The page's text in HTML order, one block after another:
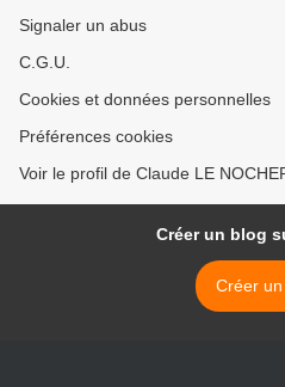
Signaler un abus
C.G.U.
Cookies et données personnelles
Préférences cookies
Voir le profil de Claude LE
Créer un blog
Créer